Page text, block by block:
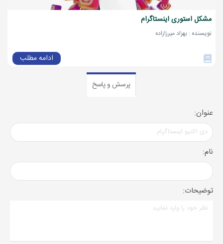
مشکل استوری اینستاگرام
نویسنده : بهزاد میرزازاده
ادامه مطلب
پرسش و پاسخ
عنوان:
نام:
توضیحات: